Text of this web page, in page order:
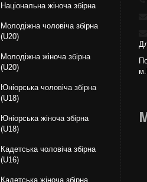
Національна жiноча збірна
Молодіжна чоловіча збірна
(U20)
Молодіжна жіноча збірна
(U20)
Юніорська чоловіча збірна
(U18)
Юніорська жіноча збірна
(U18)
Кадетська чоловіча збірна
(U16)
Кадетська жіноча збірна